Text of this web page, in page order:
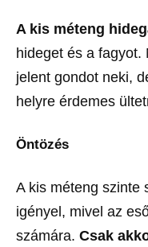
A kis méteng
hideget és a fagyot.
jelent gondot neki,
helyre érdemes
Öntözés
A kis méteng szinte
igényel, mivel az
számára. Csak